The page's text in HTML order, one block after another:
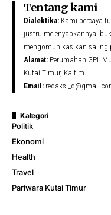
Tentang kami
Dialektika: Kami percaya
justru melenyapkannya,
mengomunikasikan saling
Alamat: Perumahan GPL
Kutai Timur, Kaltim.
Email:
Kategori
Politik
Ekonomi
Health
Travel
Pariwara Kutai Timur